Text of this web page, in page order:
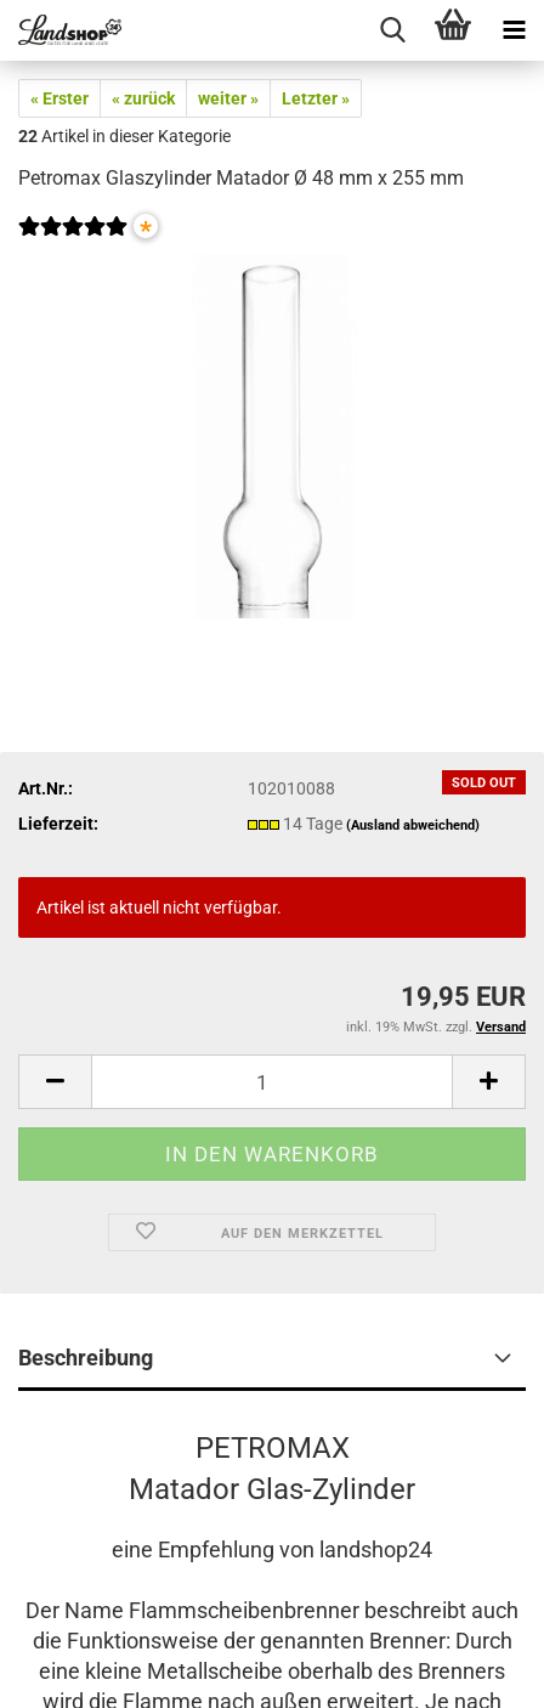
« Erster « zurück weiter »
Letzter »
22Artikel in dieser Kategorie
Petromax Glaszylinder Matador Ø 48 mm x 255 mm
*
SOLD OUT
Art.Nr.:
102010088
Lieferzeit:
14 Tage(Ausland abweichend)
Artikel ist aktuell nicht verfügbar.
19,95 EUR
inkl. 19% MwSt. zzgl. Versand
AUF DEN MERKZETTEL
Beschreibung
PETROMAX
Matador Glas-Zylinder
eine Empfehlung von landshop24
Der Name Flammscheibenbrenner beschreibt auch
die Funktionsweise der genannten Brenner: Durch
eine kleine Metallscheibe oberhalb des Brenners
wird die Flamme nach außen erweitert. Je nach